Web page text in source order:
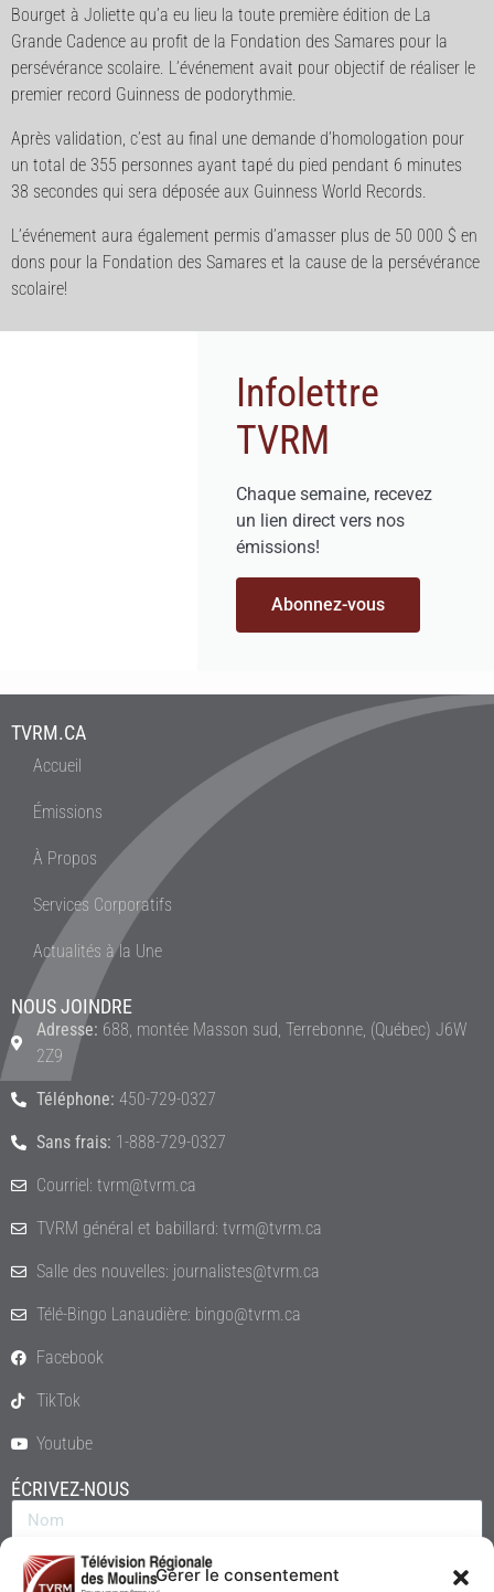
Gérer le consentement
Bourget à Joliette qu’a eu lieu la toute première édition de La
Grande Cadence au profit de la Fondation des Samares pour la
persévérance scolaire. L’événement avait pour objectif de réaliser le
premier record Guinness de podorythmie.
Après validation, c’est au final une demande d’homologation pour
un total de 355 personnes ayant tapé du pied pendant 6 minutes
38 secondes qui sera déposée aux Guinness World Records.
L’événement aura également permis d’amasser plus de 50 000 $ en
dons pour la Fondation des Samares et la cause de la persévérance
scolaire!
Infolettre
TVRM
Chaque semaine, recevez
un lien direct vers nos
émissions!
Abonnez-vous
TVRM.CA
Accueil
Émissions
À Propos
Services Corporatifs
Actualités à la Une
NOUS JOINDRE
Adresse: 688, montée Masson sud, Terrebonne, (Québec) J6W
2Z9
Téléphone: 450-729-0327
Sans frais: 1-888-729-0327
Courriel: tvrm@tvrm.ca
TVRM général et babillard: tvrm@tvrm.ca
Salle des nouvelles: journalistes@tvrm.ca
Télé-Bingo Lanaudière: bingo@tvrm.ca
Facebook
TikTok
Youtube
ÉCRIVEZ-NOUS